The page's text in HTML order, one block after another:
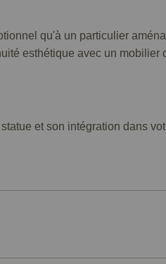
qu'à un particulier
esthétique avec un mobilier
et son intégration dans